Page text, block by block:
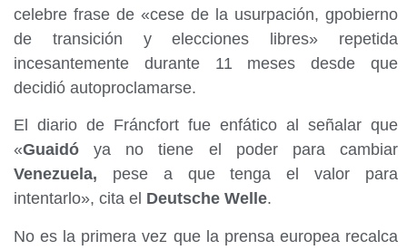
celebre frase de «cese de la usurpación, gpobierno
de transición y elecciones libres» repetida
incesantemente durante 11 meses desde que
decidió autoproclamarse.
El diario de Fráncfort fue enfático al señalar que
«Guaidó ya no tiene el poder para cambiar
Venezuela, pese a que tenga el valor para
intentarlo», cita el Deutsche Welle.
No es la primera vez que la prensa europea recalca